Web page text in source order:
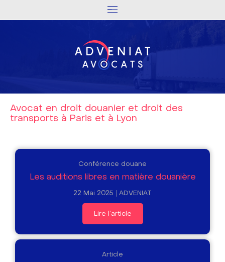
Avocat en droit douanier et droit des
transports à Paris et à Lyon
Conférence douane
Les auditions libres en matière douanière
22 Mai 2025 ADVENIAT
Lire l'article
Article